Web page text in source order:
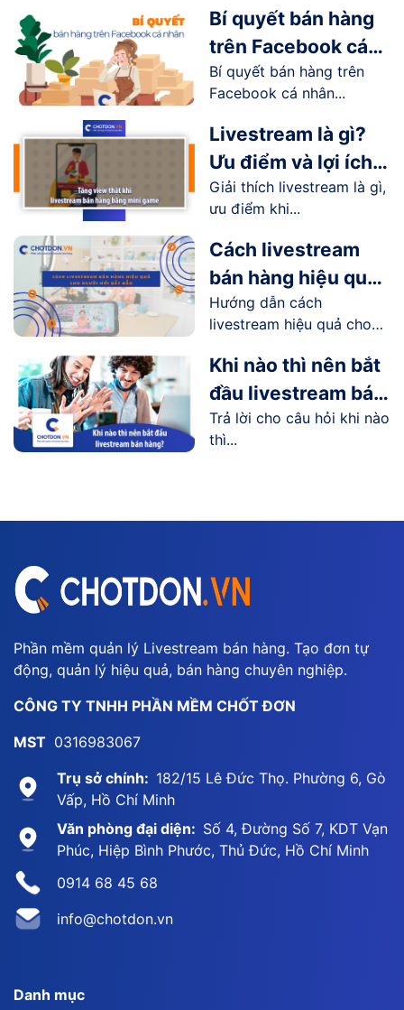
trường
Bí quyết bán hàng
trên Facebook cá
nhân hiệu quả
Bí quyết bán hàng trên
Facebook cá nhân...
Livestream là gì?
Ưu điểm và lợi ích
livestream mang lại
như thế nào?
Giải thích livestream là gì,
ưu điểm khi...
Cách livestream
bán hàng hiệu quả
cho người mới bắt
đầu
Hướng dẫn cách
livestream hiệu quả cho
Khi nào thì nên bắt
đầu livestream bán
hàng?
Trả lời cho câu hỏi khi nào
thì...
Phần mềm quản lý Livestream bán hàng. Tạo đơn tự
động, quản lý hiệu quả, bán hàng chuyên nghiệp.
CÔNG TY TNHH PHẦN MỀM CHỐT ĐƠN
MST 0316983067
Trụ sở chính: 182/15 Lê Đức Thọ. Phường 6, Gò
Vấp, Hồ Chí Minh
Văn phòng đại diện: Số 4, Đường Số 7, KDT Vạn
Phúc, Hiệp Bình Phước, Thủ Đức, Hồ Chí Minh
0914 68 45 68
info@chotdon.vn
Danh mục